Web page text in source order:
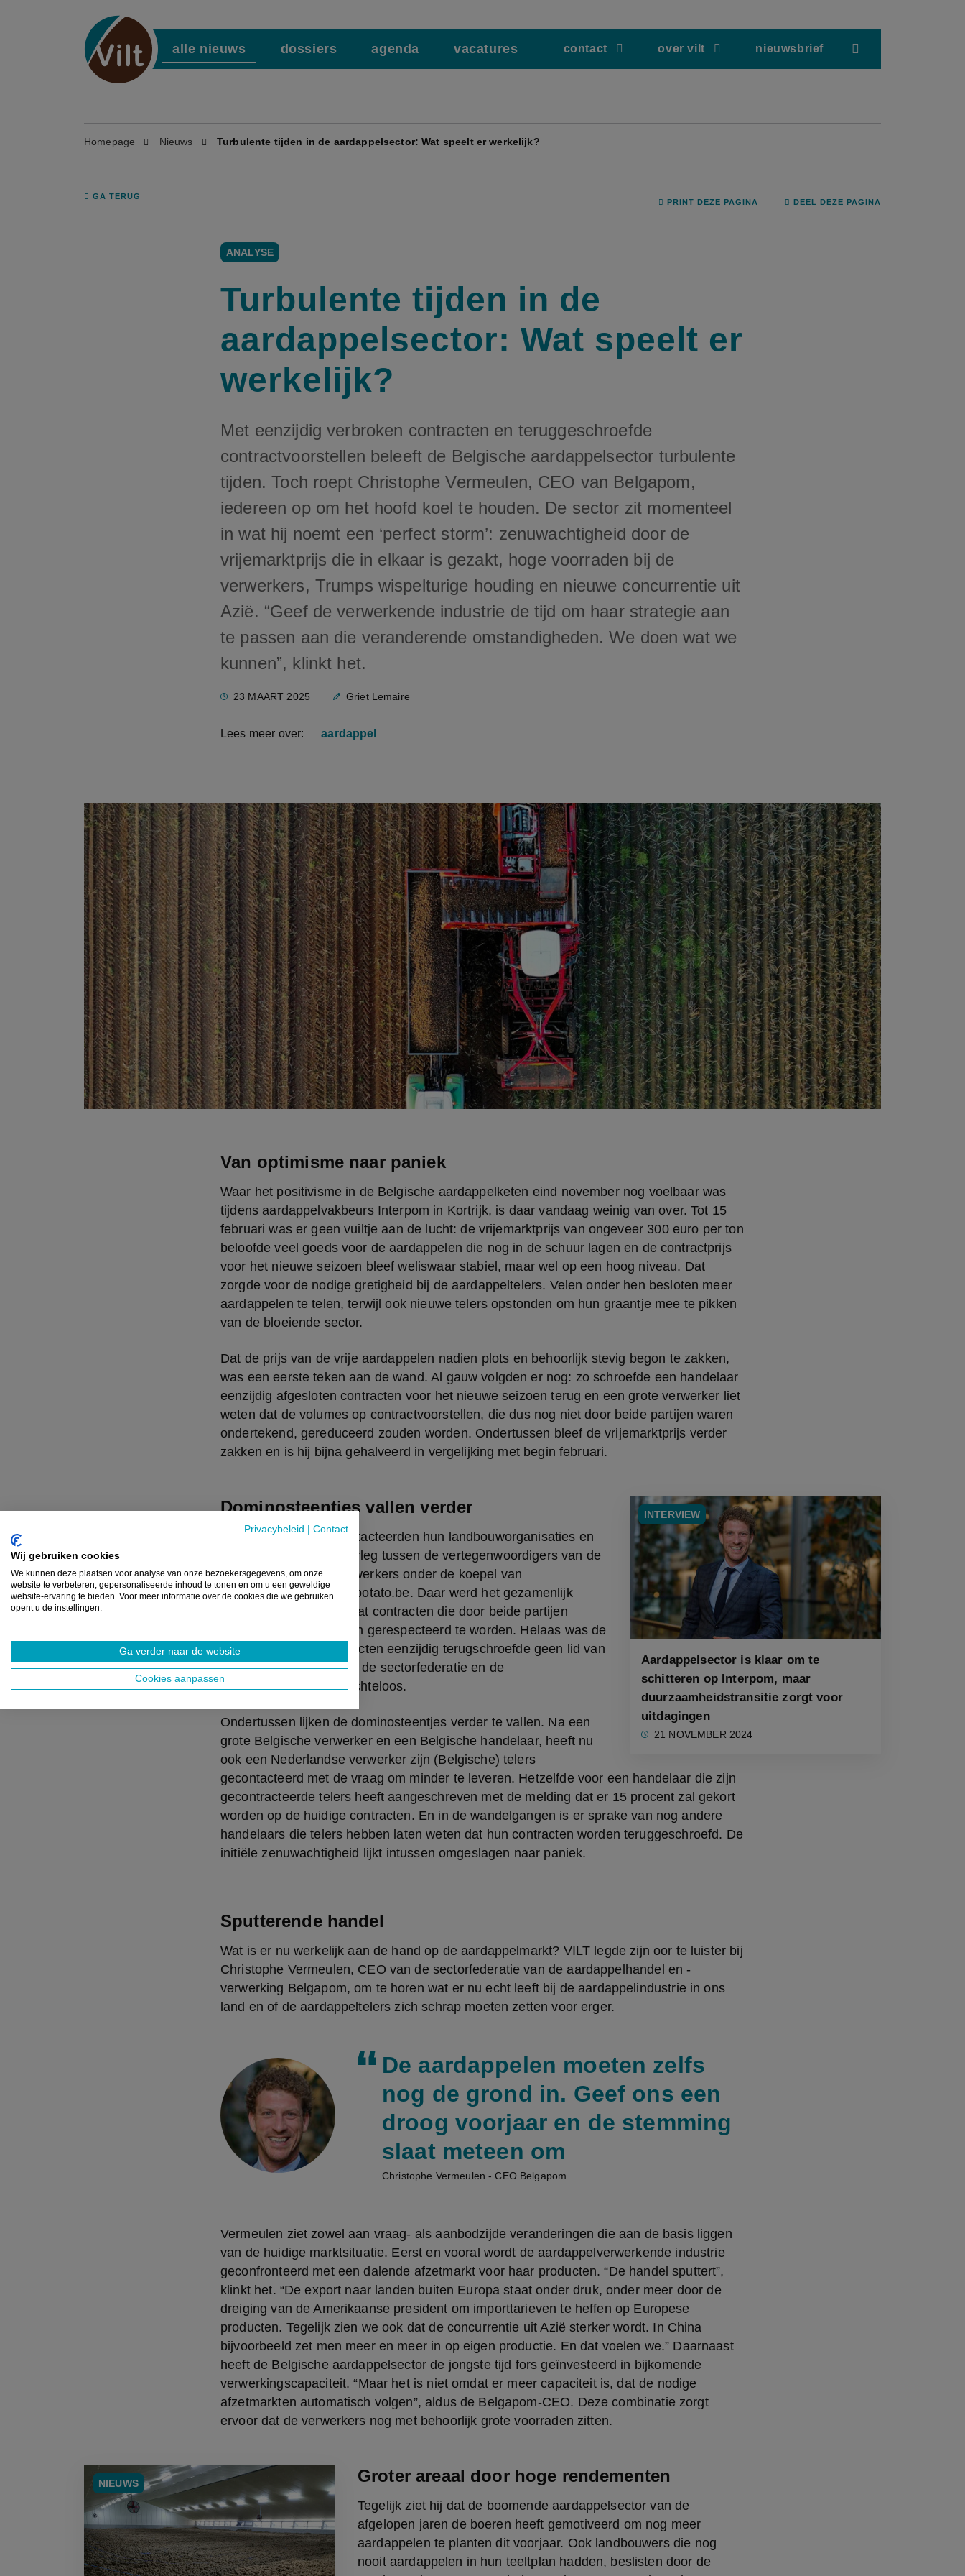
Privacybeleid Contact
Wij gebruiken cookies
We kunnen deze plaatsen voor analyse van onze bezoekersgegevens, om onze
website te verbeteren, gepersonaliseerde inhoud te tonen en om u een geweldige
website-ervaring te bieden. Voor meer informatie over de cookies die we gebruiken
opent u de instellingen.
Ga verder naar de website
Cookies aanpassen
alle nieuws dossiers agenda vacatures contact over vilt nieuwsbrief
Homepage Nieuws Turbulente tijden in de aardappelsector: Wat speelt er werkelijk?
GA TERUG
PRINT DEZE PAGINA DEEL DEZE PAGINA
ANALYSE
Turbulente tijden in de
aardappelsector: Wat speelt er
werkelijk?
Met eenzijdig verbroken contracten en teruggeschroefde
contractvoorstellen beleeft de Belgische aardappelsector turbulente
tijden. Toch roept Christophe Vermeulen, CEO van Belgapom,
iedereen op om het hoofd koel te houden. De sector zit momenteel
in wat hij noemt een ‘perfect storm’: zenuwachtigheid door de
vrijemarktprijs die in elkaar is gezakt, hoge voorraden bij de
verwerkers, Trumps wispelturige houding en nieuwe concurrentie uit
Azië. “Geef de verwerkende industrie de tijd om haar strategie aan
te passen aan die veranderende omstandigheden. We doen wat we
kunnen”, klinkt het.
23 MAART 2025 Griet Lemaire
Lees meer over: aardappel
Van optimisme naar paniek
Waar het positivisme in de Belgische aardappelketen eind november nog voelbaar was
tijdens aardappelvakbeurs Interpom in Kortrijk, is daar vandaag weinig van over. Tot 15
februari was er geen vuiltje aan de lucht: de vrijemarktprijs van ongeveer 300 euro per ton
beloofde veel goeds voor de aardappelen die nog in de schuur lagen en de contractprijs
voor het nieuwe seizoen bleef weliswaar stabiel, maar wel op een hoog niveau. Dat
zorgde voor de nodige gretigheid bij de aardappeltelers. Velen onder hen besloten meer
aardappelen te telen, terwijl ook nieuwe telers opstonden om hun graantje mee te pikken
van de bloeiende sector.
Dat de prijs van de vrije aardappelen nadien plots en behoorlijk stevig begon te zakken,
was een eerste teken aan de wand. Al gauw volgden er nog: zo schroefde een handelaar
eenzijdig afgesloten contracten voor het nieuwe seizoen terug en een grote verwerker liet
weten dat de volumes op contractvoorstellen, die dus nog niet door beide partijen waren
ondertekend, gereduceerd zouden worden. Ondertussen bleef de vrijemarktprijs verder
zakken en is hij bijna gehalveerd in vergelijking met begin februari.
INTERVIEW
Aardappelsector is klaar om te
schitteren op Interpom, maar
duurzaamheidstransitie zorgt voor
uitdagingen
21 NOVEMBER 2024
Dominosteentjes vallen verder
Verontruste boeren contacteerden hun landbouworganisaties en
er kwam een spoedoverleg tussen de vertegenwoordigers van de
landbouwers en de verwerkers onder de koepel van
brancheorganisatie Belpotato.be. Daar werd het gezamenlijk
standpunt ingenomen dat contracten die door beide partijen
ondertekend zijn, dienen gerespecteerd te worden. Helaas was de
handelaar die de contracten eenzijdig terugschroefde geen lid van
Belgapom en dus staan de sectorfederatie en de
brancheorganisatie machteloos.
Ondertussen lijken de dominosteentjes verder te vallen. Na een
grote Belgische verwerker en een Belgische handelaar, heeft nu
ook een Nederlandse verwerker zijn (Belgische) telers
gecontacteerd met de vraag om minder te leveren. Hetzelfde voor een handelaar die zijn
gecontracteerde telers heeft aangeschreven met de melding dat er 15 procent zal gekort
worden op de huidige contracten. En in de wandelgangen is er sprake van nog andere
handelaars die telers hebben laten weten dat hun contracten worden teruggeschroefd. De
initiële zenuwachtigheid lijkt intussen omgeslagen naar paniek.
Sputterende handel
Wat is er nu werkelijk aan de hand op de aardappelmarkt? VILT legde zijn oor te luister bij
Christophe Vermeulen, CEO van de sectorfederatie van de aardappelhandel en -
verwerking Belgapom, om te horen wat er nu echt leeft bij de aardappelindustrie in ons
land en of de aardappeltelers zich schrap moeten zetten voor erger.
De aardappelen moeten zelfs
nog de grond in. Geef ons een
droog voorjaar en de stemming
slaat meteen om
Christophe Vermeulen - CEO Belgapom
Vermeulen ziet zowel aan vraag- als aanbodzijde veranderingen die aan de basis liggen
van de huidige marktsituatie. Eerst en vooral wordt de aardappelverwerkende industrie
geconfronteerd met een dalende afzetmarkt voor haar producten. “De handel sputtert”,
klinkt het. “De export naar landen buiten Europa staat onder druk, onder meer door de
dreiging van de Amerikaanse president om importtarieven te heffen op Europese
producten. Tegelijk zien we ook dat de concurrentie uit Azië sterker wordt. In China
bijvoorbeeld zet men meer en meer in op eigen productie. En dat voelen we.” Daarnaast
heeft de Belgische aardappelsector de jongste tijd fors geïnvesteerd in bijkomende
verwerkingscapaciteit. “Maar het is niet omdat er meer capaciteit is, dat de nodige
afzetmarkten automatisch volgen”, aldus de Belgapom-CEO. Deze combinatie zorgt
ervoor dat de verwerkers nog met behoorlijk grote voorraden zitten.
NIEUWS Groter areaal door hoge rendementen
Tegelijk ziet hij dat de boomende aardappelsector van de
afgelopen jaren de boeren heeft gemotiveerd om nog meer
aardappelen te planten dit voorjaar. Ook landbouwers die nog
nooit aardappelen in hun teeltplan hadden, beslisten door de